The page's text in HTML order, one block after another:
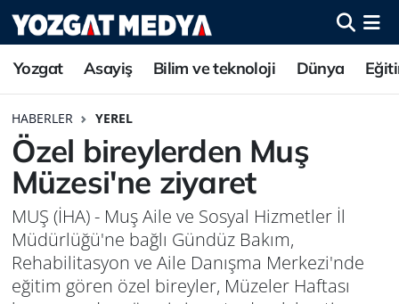
Yozgat Asayiş Bilim ve teknoloji Dünya
HABERLER YEREL
Özel bireylerden Muş
Müzesi'ne ziyaret
MUŞ (İHA) - Muş Aile ve Sosyal Hizmetler İl
Müdürlüğü'ne bağlı Gündüz Bakım,
Rehabilitasyon ve Aile Danışma Merkezi'nde
eğitim gören özel bireyler, Müzeler Haftası